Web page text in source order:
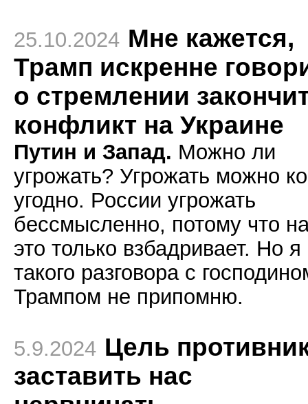
25.10.2024 Мне кажется,
Трамп искренне
о стремлении
конфликт на Украине
Путин и Запад. Можно ли
угрожать? Угрожать можно
угодно. России угрожать
бессмысленно, потому что
это только взбадривает. Но я
такого разговора с
Трампом не припомню.
5.9.2024 Цель
заставить нас